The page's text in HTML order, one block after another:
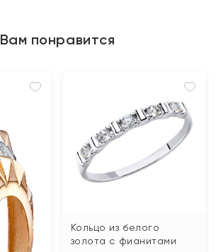
Вам понравится
Кольцо из белого
золота с фианитами